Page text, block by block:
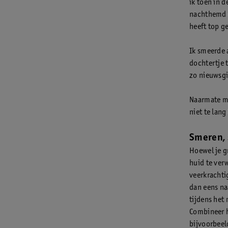
ik toen in
heeft top
Ik smeerde
dochtertje
zo
Naarmate
niet te lang
Hoewel je
huid te
dan eens
tijdens het
Combineer